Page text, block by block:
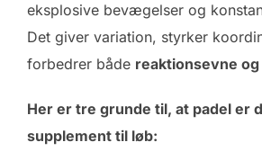
eksplosive bevægelser og
Det giver variation, styrker
forbedrer både reaktionsevne
Her er tre grunde til, at padel er
supplement til løb: